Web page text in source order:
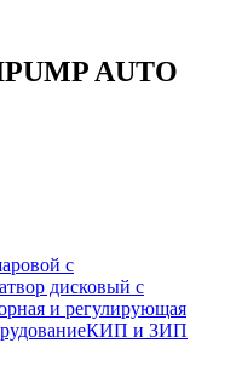
AUTO
с
дисковый с
и регулирующая
КИП и ЗИП